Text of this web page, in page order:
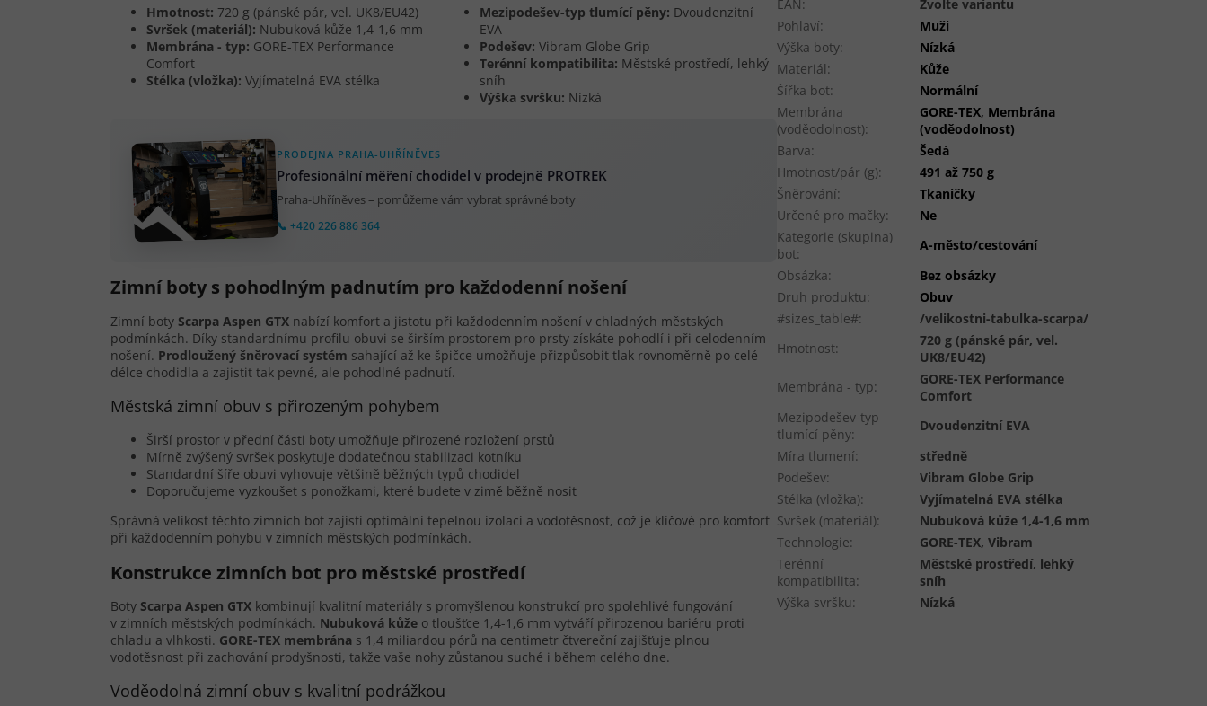
Hmotnost: 720 g (pánské pár, vel. UK8/EU42)
Svršek (materiál): Nubuková kůže 1,4-1,6 mm
Membrána - typ: GORE-TEX Performance
Comfort
Stélka (vložka): Vyjímatelná EVA stélka
Mezipodešev-typ tlumící pěny: Dvoudenzitní
EVA
Podešev: Vibram Globe Grip
Terénní kompatibilita: Městské prostředí, lehký
sníh
Výška svršku: Nízká
PRODEJNA PRAHA-UHŘÍNĚVES
Profesionální měření chodidel v prodejně PROTREK
Praha-Uhříněves – pomůžeme vám vybrat správné boty
📞 +420 226 886 364
Zimní boty s pohodlným padnutím pro každodenní nošení
Zimní boty Scarpa Aspen GTX nabízí komfort a jistotu při každodenním nošení v chladných městských
podmínkách. Díky standardnímu profilu obuvi se širším prostorem pro prsty získáte pohodlí i při celodenním
nošení. Prodloužený šněrovací systém sahající až ke špičce umožňuje přizpůsobit tlak rovnoměrně po celé
délce chodidla a zajistit tak pevné, ale pohodlné padnutí.
Městská zimní obuv s přirozeným pohybem
Širší prostor v přední části boty umožňuje přirozené rozložení prstů
Mírně zvýšený svršek poskytuje dodatečnou stabilizaci kotníku
Standardní šíře obuvi vyhovuje většině běžných typů chodidel
Doporučujeme vyzkoušet s ponožkami, které budete v zimě běžně nosit
Správná velikost těchto zimních bot zajistí optimální tepelnou izolaci a vodotěsnost, což je klíčové pro komfort
při každodenním pohybu v zimních městských podmínkách.
Konstrukce zimních bot pro městské prostředí
Boty Scarpa Aspen GTX kombinují kvalitní materiály s promyšlenou konstrukcí pro spolehlivé fungování
v zimních městských podmínkách. Nubuková kůže o tloušťce 1,4-1,6 mm vytváří přirozenou bariéru proti
chladu a vlhkosti. GORE-TEX membrána s 1,4 miliardou pórů na centimetr čtvereční zajišťuje plnou
vodotěsnost při zachování prodyšnosti, takže vaše nohy zůstanou suché i během celého dne.
Voděodolná zimní obuv s kvalitní podrážkou
EAN:
Zvolte variantu
Pohlaví:
Muži
Výška boty:
Nízká
Materiál:
Kůže
Šířka bot:
Normální
Membrána
(voděodolnost):
GORE-TEX, Membrána
(voděodolnost)
Barva:
Šedá
Hmotnost/pár (g):
491 až 750 g
Šněrování:
Tkaničky
Určené pro mačky:
Ne
Kategorie (skupina)
bot:
A-město/cestování
Obsázka:
Bez obsázky
Druh produktu:
Obuv
#sizes_table#:
/velikostni-tabulka-scarpa/
Hmotnost:
720 g (pánské pár, vel.
UK8/EU42)
Membrána - typ:
GORE-TEX Performance
Comfort
Mezipodešev-typ
tlumící pěny:
Dvoudenzitní EVA
Míra tlumení:
středně
Podešev:
Vibram Globe Grip
Stélka (vložka):
Vyjímatelná EVA stélka
Svršek (materiál):
Nubuková kůže 1,4-1,6 mm
Technologie:
GORE-TEX, Vibram
Terénní
kompatibilita:
Městské prostředí, lehký
sníh
Výška svršku: Nízká